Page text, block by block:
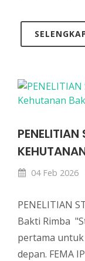
04 Feb 2026
PENELITIAN
Bakti Rimba
pertama
depan. FEMA